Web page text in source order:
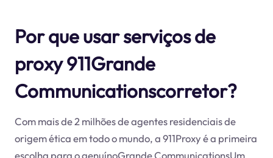
Por que usar serviços de
proxy 911Grande
Communicationscorretor?
Com mais de 2 milhões de agentes residenciais de
origem ética em todo o mundo, a 911Proxy é a primeira
escolha para o genuínoGrande CommunicationsUm